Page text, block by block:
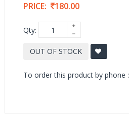
PRICE: 180.00
Qty:
OUT OF STOCK
To order this product by phone :